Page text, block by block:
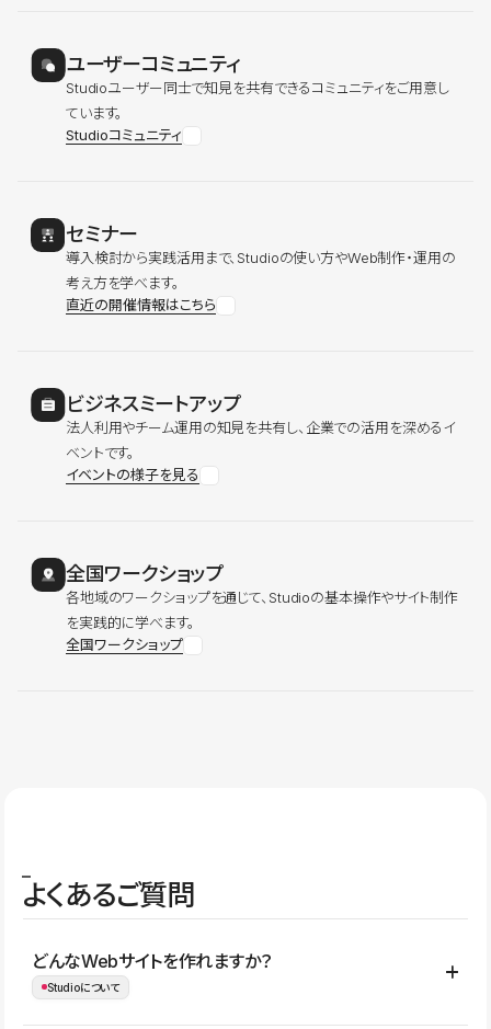
ユーザーコミュニティ
Studioユーザー同士で知見を共有できるコミュニティをご用意し
ています。
Studioコミュニティ
セミナー
導入検討から実践活用まで、Studioの使い方やWeb制作・運用の
考え方を学べます。
直近の開催情報はこちら
ビジネスミートアップ
法人利用やチーム運用の知見を共有し、企業での活用を深めるイ
ベントです。
イベントの様子を見る
全国ワークショップ
各地域のワークショップを通じて、Studioの基本操作やサイト制作
を実践的に学べます。
全国ワークショップ
よくあるご質問
どんなWebサイトを作れますか？
Studioについて